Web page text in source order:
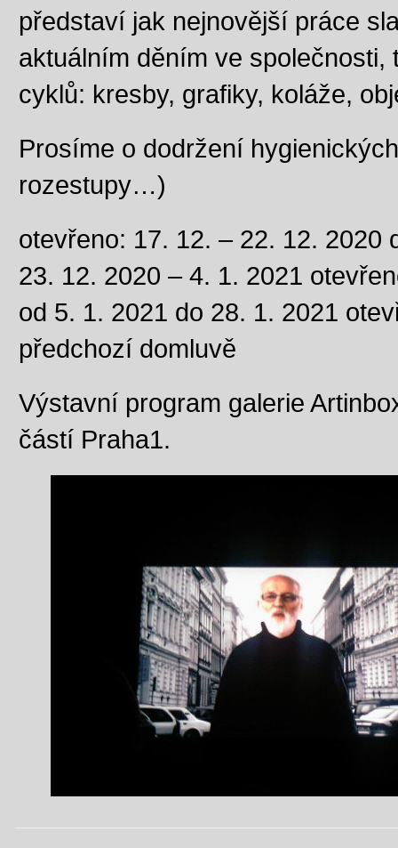
představí jak nejnovější práce
aktuálním děním ve
cyklů: kresby, grafiky, koláže,
Prosíme o dodržení
rozestupy…)
otevřeno: 17. 12. – 22. 12. 2020
23. 12. 2020 – 4. 1. 2021
od 5. 1. 2021 do 28. 1. 2021
předchozí domluvě
Výstavní program galerie
částí Praha1.